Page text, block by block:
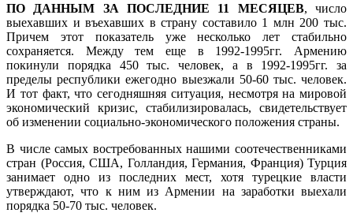
ПО ДАННЫМ ЗА ПОСЛЕДНИЕ 11 МЕСЯЦЕВ, число
выехавших и въехавших в страну составило 1 млн 200 тыс.
Причем этот показатель уже несколько лет стабильно
сохраняется. Между тем еще в 1992-1995гг. Армению
покинули порядка 450 тыс. человек, а в 1992-1995гг. за
пределы республики ежегодно выезжали 50-60 тыс. человек.
И тот факт, что сегодняшняя ситуация, несмотря на мировой
экономический кризис, стабилизировалась, свидетельствует
об изменении социально-экономического положения страны.
В числе самых востребованных нашими соотечественниками
стран (Россия, США, Голландия, Германия, Франция) Турция
занимает одно из последних мест, хотя турецкие власти
утверждают, что к ним из Армении на заработки выехали
порядка 50-70 тыс. человек.